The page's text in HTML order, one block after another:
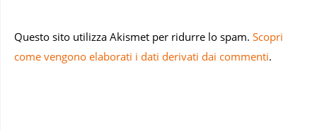
Questo sito utilizza Akismet per ridurre lo spam. Scopri
come vengono elaborati i dati derivati dai commenti.